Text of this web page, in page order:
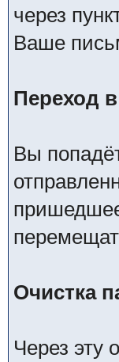
через
Ваше
Переход
Вы
Очистка
Через